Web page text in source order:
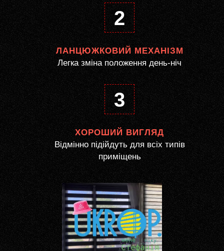
2
ЛАНЦЮЖКОВИЙ МЕХАНІЗМ
Легка зміна положення день-ніч
3
ХОРОШИЙ ВИГЛЯД
Відмінно підійдуть для всіх типів
приміщень